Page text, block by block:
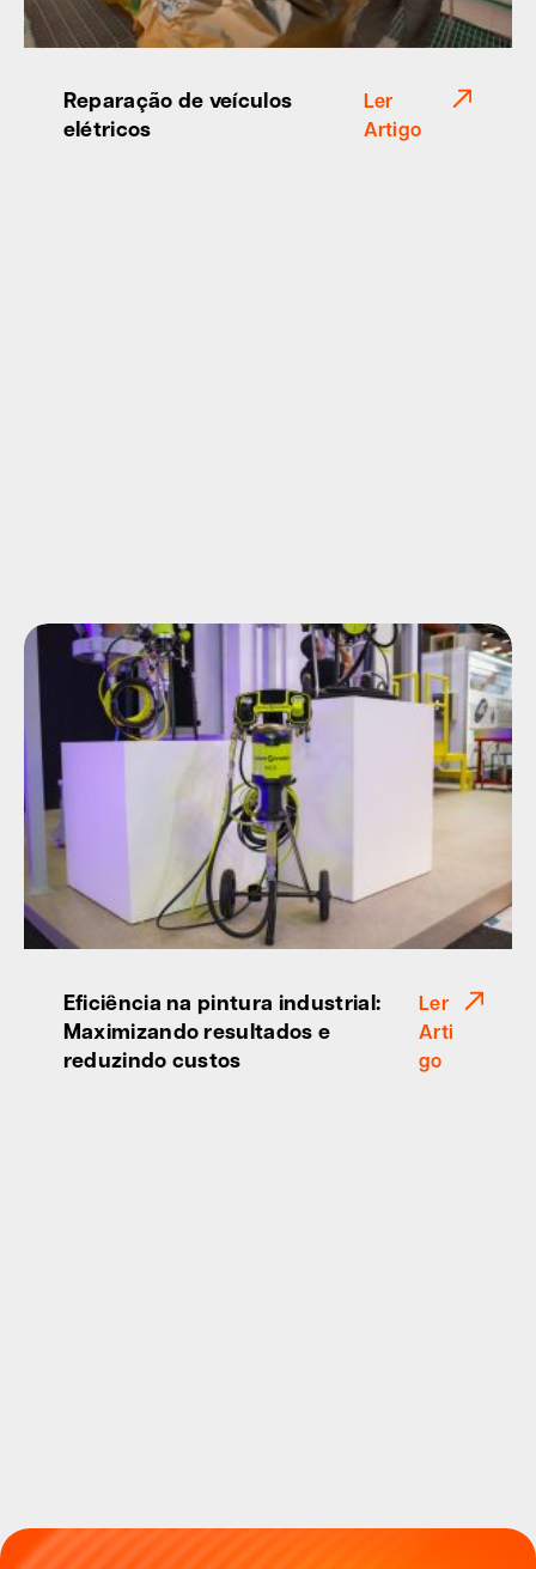
Reparação de veículos
elétricos
Ler
Artigo
Eficiência na pintura industrial:
Maximizando resultados e
reduzindo custos
Ler
Arti
go